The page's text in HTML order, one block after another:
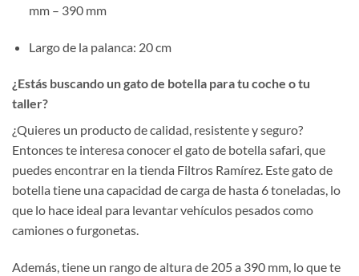
mm – 390 mm
Largo de la palanca: 20 cm
¿Estás buscando un gato de botella para tu coche o tu
taller?
¿Quieres un producto de calidad, resistente y seguro?
Entonces te interesa conocer el gato de botella safari, que
puedes encontrar en la tienda Filtros Ramírez. Este gato de
botella tiene una capacidad de carga de hasta 6 toneladas, lo
que lo hace ideal para levantar vehículos pesados como
camiones o furgonetas.
Además, tiene un rango de altura de 205 a 390 mm, lo que te